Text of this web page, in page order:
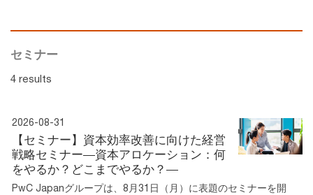
セミナー
4 results
2026-08-31
【セミナー】資本効率改善に向けた経営
戦略セミナー―資本アロケーション：何
をやるか？どこまでやるか？―
PwC Japanグループは、8月31日（月）に表題のセミナーを開